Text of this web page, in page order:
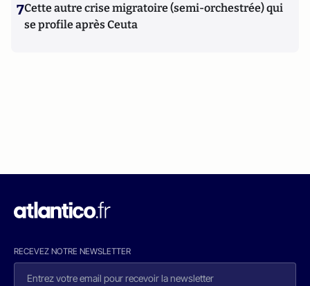
7Cette autre crise migratoire (semi-orchestrée) qui
se profile après Ceuta
RECEVEZ NOTRE NEWSLETTER